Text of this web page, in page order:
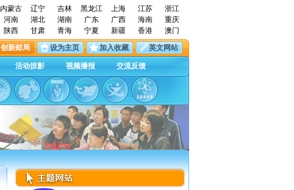
内蒙古 辽宁 吉林 黑龙江 上海 江苏
浙江
河南 湖北 湖南 广东 广西 海南
重庆
陕西 甘肃 青海 宁夏 新疆 香港
澳门
创新邮局 设为主页 加入收藏 英文网站
活动掠影 视频播报 交流反馈